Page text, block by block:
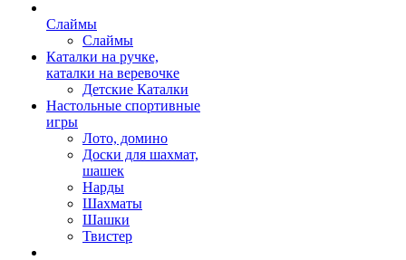
Слаймы
Слаймы
Каталки на ручке,
каталки на веревочке
Детские Каталки
Настольные спортивные
игры
Лото, домино
Доски для шахмат,
шашек
Нарды
Шахматы
Шашки
Твистер